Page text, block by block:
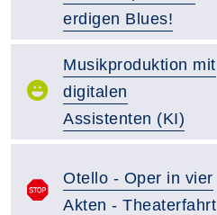
erdigen Blues!
Musikproduktion mit
digitalen
Assistenten (KI)
Otello - Oper in vier
Akten - Theaterfahrt